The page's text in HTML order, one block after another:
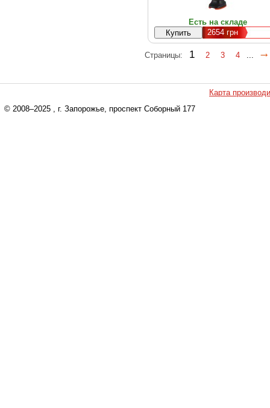
Есть на складе
2654 грн
Страницы: 1 2 3 4 ...
Карта
© 2008–2025 , г. Запорожье, проспект Соборный 177